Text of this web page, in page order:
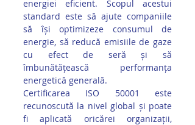
energiei eficient. Scopul acestui
standard este să ajute companiile
să își optimizeze consumul de
energie, să reducă emisiile de gaze
cu efect de seră și să
îmbunătățească performanța
energetică generală.
Certificarea ISO 50001 este
recunoscută la nivel global și poate
fi aplicată oricărei organizații,